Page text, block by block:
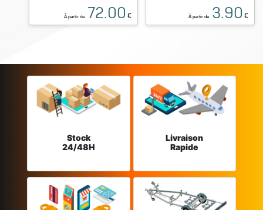
À partir de 72.00 € À partir de 3.90 €
Stock
24/48H
Livraison
Rapide